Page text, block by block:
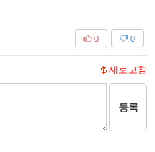
0
0
새로고침
등록